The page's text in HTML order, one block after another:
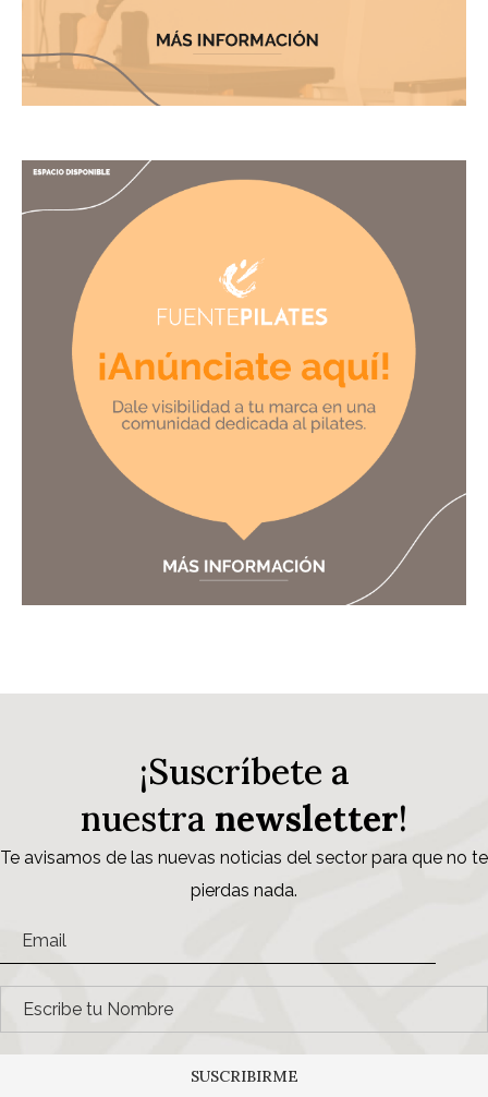
¡Suscríbete a
nuestra newsletter!
Te avisamos de las nuevas noticias del sector para que no te
pierdas nada.
SUSCRIBIRME